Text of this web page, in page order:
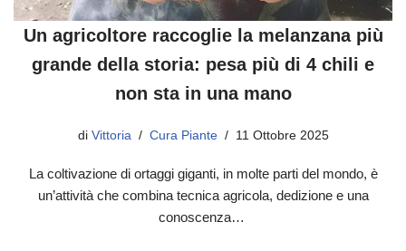
Un agricoltore raccoglie la melanzana più
grande della storia: pesa più di 4 chili e
non sta in una mano
di Vittoria Cura Piante 11 Ottobre 2025
La coltivazione di ortaggi giganti, in molte parti del mondo, è
un’attività che combina tecnica agricola, dedizione e una
conoscenza…